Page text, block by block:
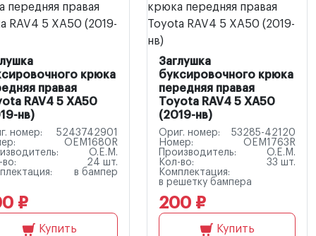
крюка
правая
RAV4 5 XA50
нв)
номер:
5243742901
OEM1680R
O.E.M.
во:
24 шт.
в бампер
₽
Купить
Заглушка
буксировочного крюка
передняя правая
Toyota RAV4 5 XA50
(2019-нв)
Ориг. номер:
53285-42120
Номер:
OEM1763R
Производитель:
O.E.M.
Кол-во:
33 шт.
Комплектация:
в решетку бампера
200 ₽
Купить